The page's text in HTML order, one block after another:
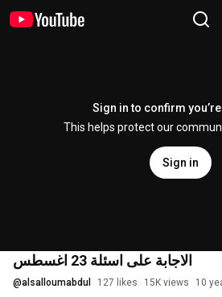
Sign in to confirm
This helps protect our
Sign in
الاجابة على اسئلة 23 اغسطس
@alsalloumabdul 127 likes 15K views 10